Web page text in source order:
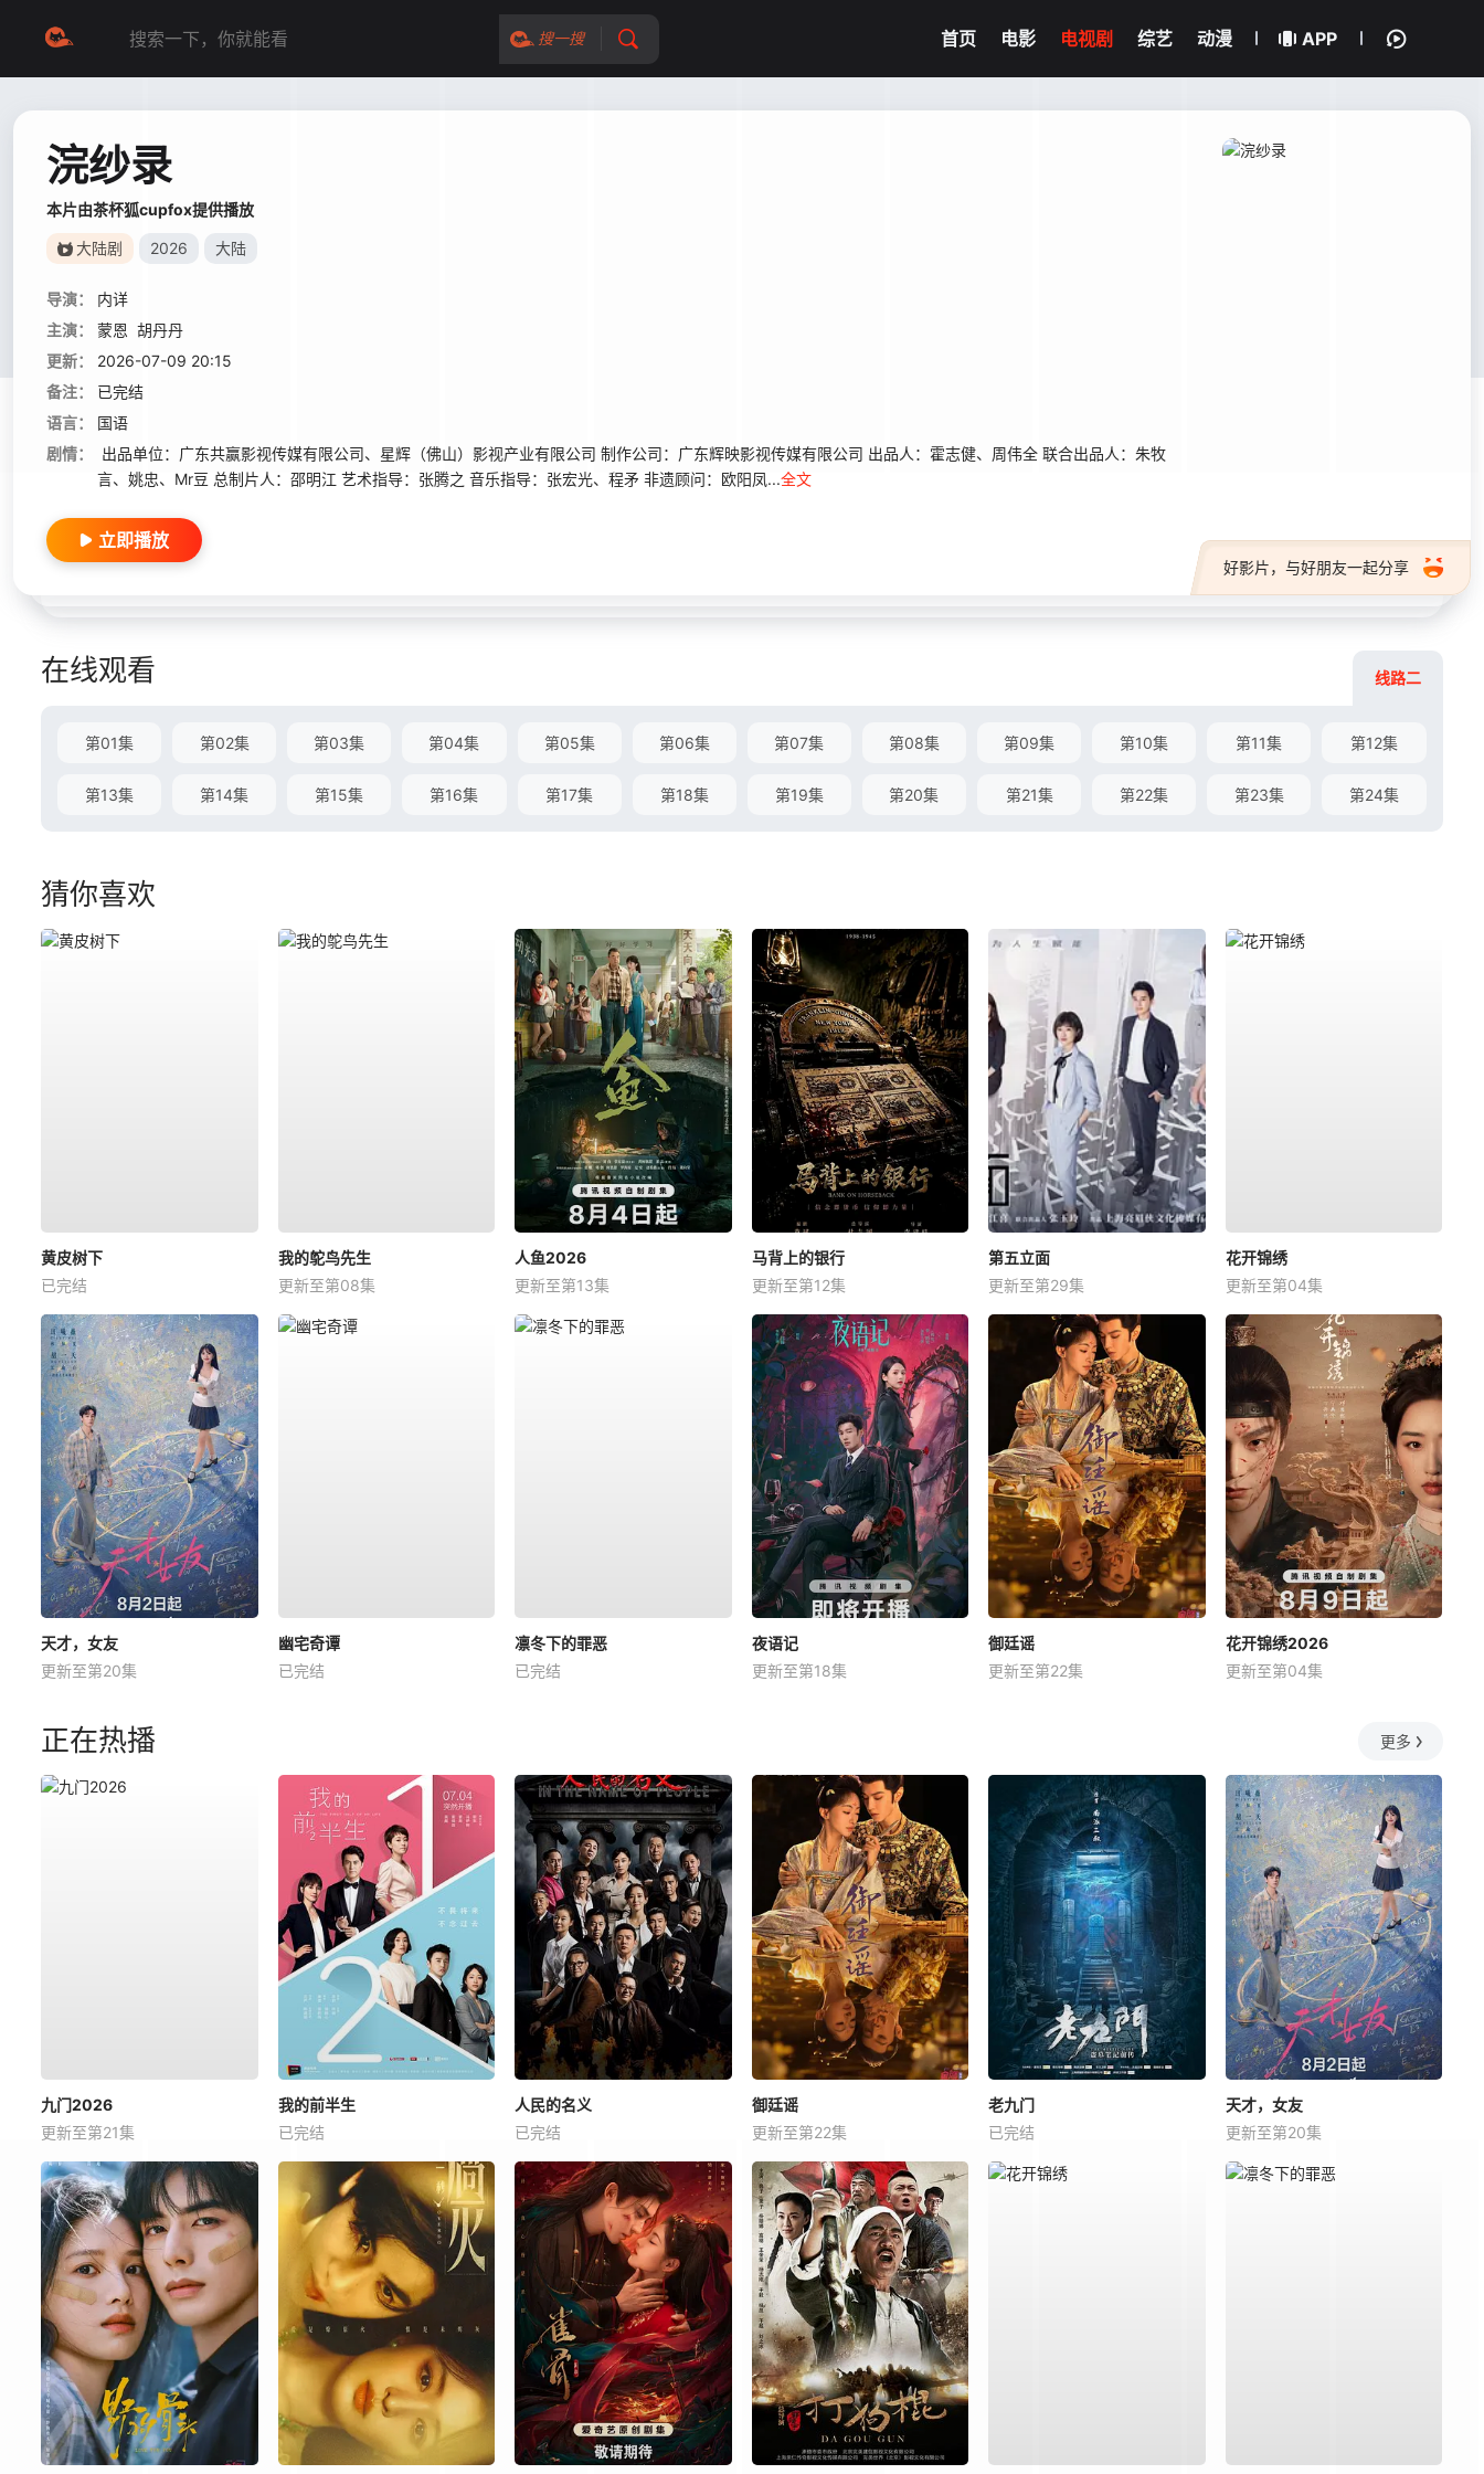
搜一搜 首页 电影 电视剧 综艺 动漫 APP
浣纱录
本片由茶杯狐cupfox提供播放
大陆剧 2026 大陆
导演：
内详
主演：
蒙恩 胡丹丹
更新：
2026-07-09 20:15
备注：
已完结
语言：
国语
剧情：
出品单位：广东共赢影视传媒有限公司、星辉（佛山）影视产业有限公司 制作公司：广东辉映影视传媒有限公司 出品人：霍志健、周伟全 联合出品人：朱牧
言、姚忠、Mr豆 总制片人：邵明江 艺术指导：张腾之 音乐指导：张宏光、程矛 非遗顾问：欧阳凤...全文
好影片，与好朋友一起分享
立即播放
在线观看 线路二
第01集 第02集 第03集 第04集 第05集 第06集 第07集 第08集 第09集 第10集 第11集 第12集
第13集 第14集 第15集 第16集 第17集 第18集 第19集 第20集 第21集 第22集 第23集 第24集
猜你喜欢
黄皮树下
已完结
我的鸵鸟先生
更新至第08集
人鱼2026
更新至第13集
马背上的银行
更新至第12集
第五立面
更新至第29集
花开锦绣
更新至第04集
天才，女友
更新至第20集
幽宅奇谭
已完结
凛冬下的罪恶
已完结
夜语记
更新至第18集
御廷谣
更新至第22集
花开锦绣2026
更新至第04集
正在热播 更多
九门2026
更新至第21集
我的前半生
已完结
人民的名义
已完结
御廷谣
更新至第22集
老九门
已完结
天才，女友
更新至第20集